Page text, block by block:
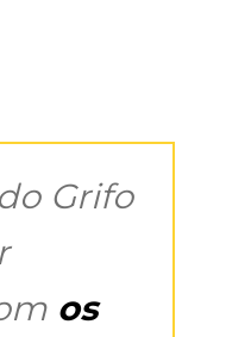
Grifo
os